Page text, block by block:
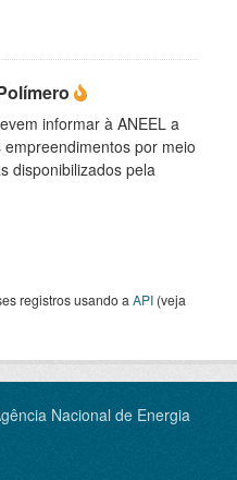
informar à ANEEL a
por meio
disponibilizados pela
registros usando a API (veja
Nacional de Energia